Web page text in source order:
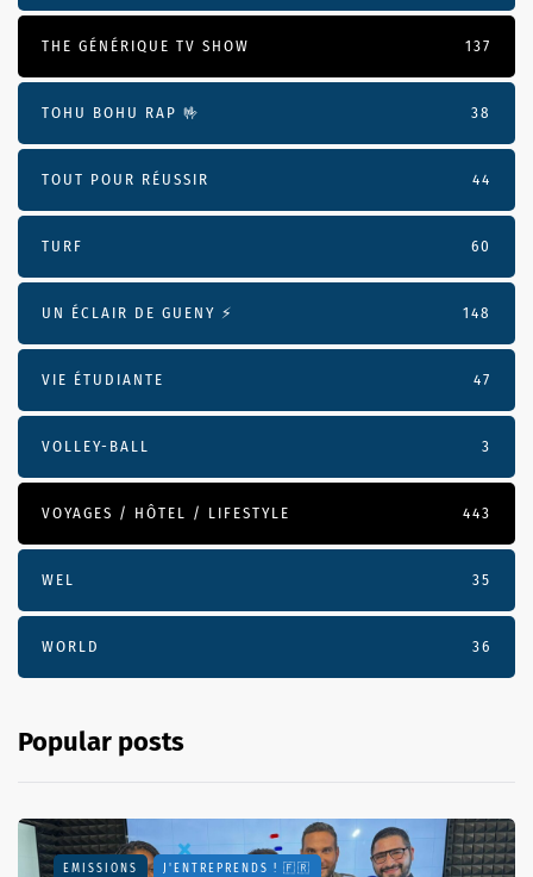
THE GÉNÉRIQUE TV SHOW 137
TOHU BOHU RAP 🤟 38
TOUT POUR RÉUSSIR 44
TURF 60
UN ÉCLAIR DE GUENY ⚡️ 148
VIE ÉTUDIANTE 47
VOLLEY-BALL 3
VOYAGES / HÔTEL / LIFESTYLE 443
WEL 35
WORLD 36
Popular posts
EMISSIONS J'ENTREPRENDS ! 🇫🇷